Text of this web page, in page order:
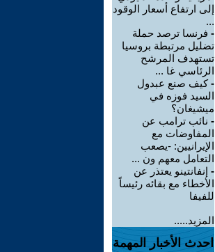
إلى ارتفاع أسعار الوقود
...
- فرنسا ترصد حملة
تضليل مرتبطة بروسيا
تستهدف المرشح
الرئاسي غا ...
-كيف صنع عبدول
السيد فوزه في
ميشيغان؟
- نائب ترامب عن
المفاوضات مع
الإيرانيين: -يصعب
التعامل معهم ون ...
- إنفانتينو يعتذر عن
الأخطاء مع بقائه رئيساً
للفيفا
المزيد.....
احدث الأخبار المهمة